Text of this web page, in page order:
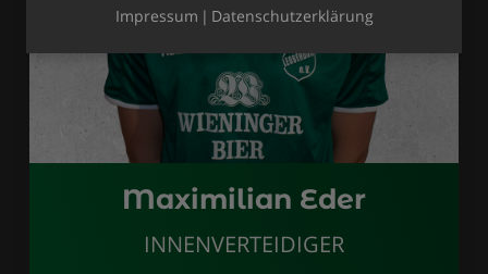
Maximilian Eder
INNENVERTEIDIGER
Impressum Datenschutzerklärung